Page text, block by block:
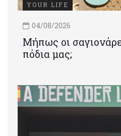
YOUR LIFE
04/08/2026
Μήπως οι
πόδια μας;